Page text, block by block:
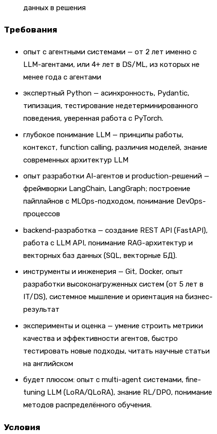
данных в решения
Требования
опыт с агентными системами — от 2 лет именно с
LLM-агентами, или 4+ лет в DS/ML, из которых не
менее года с агентами
экспертный Python — асинхронность, Pydantic,
типизация, тестирование недетерминированного
поведения, уверенная работа с PyTorch.
глубокое понимание LLM — принципы работы,
контекст, function calling, различия моделей, знание
современных архитектур LLM
опыт разработки AI-агентов и production-решений —
фреймворки LangChain, LangGraph; построение
пайплайнов с MLOps-подходом, понимание DevOps-
процессов
backend-разработка — создание REST API (FastAPI),
работа с LLM API, понимание RAG-архитектур и
векторных баз данных (SQL, векторные БД).
инструменты и инженерия — Git, Docker, опыт
разработки высоконагруженных систем (от 5 лет в
IT/DS), системное мышление и ориентация на бизнес-
результат
эксперименты и оценка — умение строить метрики
качества и эффективности агентов, быстро
тестировать новые подходы, читать научные статьи
на английском
будет плюсом: опыт с multi-agent системами, fine-
tuning LLM (LoRA/QLoRA), знание RL/DPO, понимание
методов распределённого обучения.
Условия